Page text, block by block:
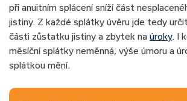
při anuitním splácení sníží část
jistiny. Z každé splátky úvěru jde tedy
části zůstatku jistiny a zbytek na úroky. I
měsíční splátky neměnná, výše úmoru a
splátkou mění.